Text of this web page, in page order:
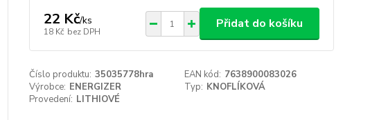
22 Kč/ks
18 Kč bez DPH
Přidat do košíku
Číslo produktu: 35035778hra EAN kód: 7638900083026
Výrobce: ENERGIZER Typ: KNOFLÍKOVÁ
Provedení: LITHIOVÉ